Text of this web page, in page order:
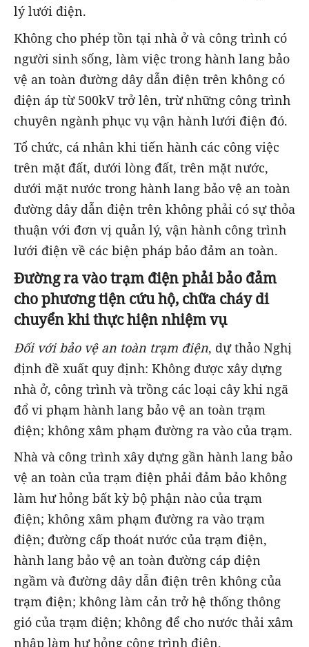
lý lưới điện.
Không cho phép tồn tại nhà ở và công trình có
người sinh sống, làm việc trong hành lang bảo
vệ an toàn đường dây dẫn điện trên không có
điện áp từ 500kV trở lên, trừ những công trình
chuyên ngành phục vụ vận hành lưới điện đó.
Tổ chức, cá nhân khi tiến hành các công việc
trên mặt đất, dưới lòng đất, trên mặt nước,
dưới mặt nước trong hành lang bảo vệ an toàn
đường dây dẫn điện trên không phải có sự thỏa
thuận với đơn vị quản lý, vận hành công trình
lưới điện về các biện pháp bảo đảm an toàn.
Đường ra vào trạm điện phải bảo đảm
cho phương tiện cứu hộ, chữa cháy di
chuyển khi thực hiện nhiệm vụ
Đối với bảo vệ an toàn trạm điện, dự thảo Nghị
định đề xuất quy định: Không được xây dựng
nhà ở, công trình và trồng các loại cây khi ngã
đổ vi phạm hành lang bảo vệ an toàn trạm
điện; không xâm phạm đường ra vào của trạm.
Nhà và công trình xây dựng gần hành lang bảo
vệ an toàn của trạm điện phải đảm bảo không
làm hư hỏng bất kỳ bộ phận nào của trạm
điện; không xâm phạm đường ra vào trạm
điện; đường cấp thoát nước của trạm điện,
hành lang bảo vệ an toàn đường cáp điện
ngầm và đường dây dẫn điện trên không của
trạm điện; không làm cản trở hệ thống thông
gió của trạm điện; không để cho nước thải xâm
nhập làm hư hỏng công trình điện.